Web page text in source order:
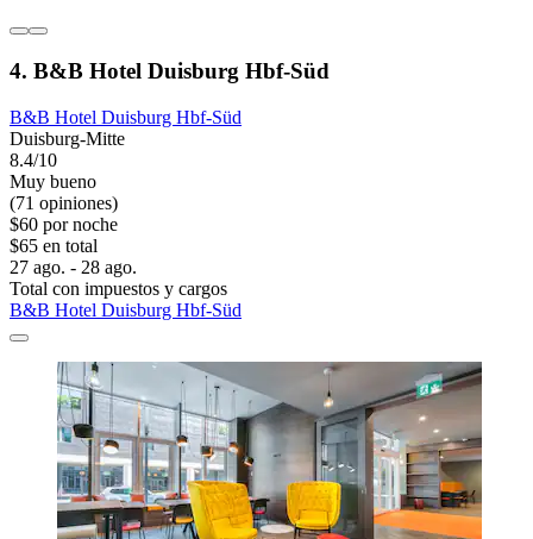
4. B&B Hotel Duisburg Hbf-Süd
B&B Hotel Duisburg Hbf-Süd
Duisburg-Mitte
8.4/10
Muy bueno
(71 opiniones)
$60 por noche
$65 en total
27 ago. - 28 ago.
Total con impuestos y cargos
B&B Hotel Duisburg Hbf-Süd